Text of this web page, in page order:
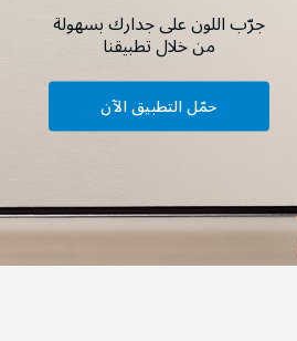
جرّب اللون على جدارك بسهولة
من خلال تطبيقنا
حمّل التطبيق الآن